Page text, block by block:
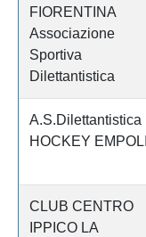
FIORENTINA
Associazione
Sportiva
Dilettantistica
A.S.Dilettantistica
HOCKEY EMPOLI
CLUB CENTRO
IPPICO LA